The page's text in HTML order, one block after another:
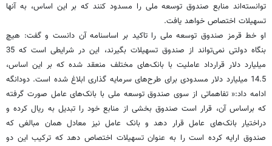
توانسته‌اند منابع صندوق توسعه ملی را مسدود کنند که بر این اساس، به آنها
تسهیلات اختصاص خواهد یافت.
او خط قرمز صندوق توسعه ملی را تاکید بر اساسنامه آن دانست و گفت: هیچ
بنگاه دولتی نمی‌تواند از صندوق تسهیلات بگیرند، این در شرایطی است که 35
میلیارد دلار قرارداد عاملیت با بانک‌های مختلف منعقد شده که بر این اساس،
14.5 میلیارد دلار مسدودی برای طرح‌های سرمایه گذاری ابلاغ شده است. دودانگه
ادامه داد:« تفاهماتی از سوی صندوق توسعه ملی با بانک‌های عامل صورت گرفته
که براساس آن، قرار است صندوق بخشی از منابع خود را تبدیل به ریال کرده و
دراختیار بانک‌های عامل قرار دهد و بانک عامل نیز معادل همان مبالغی که
صندوق ارایه کرده است را به عنوان تسهیلات اختصاص دهد که ترکیب این دو